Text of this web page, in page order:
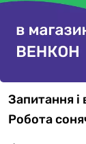
Запитання і
Робота